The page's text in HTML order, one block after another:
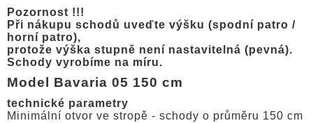
Pozornost !!!
Při nákupu schodů uveďte výšku (spodní patro /
horní patro),
protože výška stupně není nastavitelná (pevná).
Schody vyrobíme na míru.
Model Bavaria 05 150 cm
technické parametry
Minimální otvor ve stropě - schody o průměru 150 cm